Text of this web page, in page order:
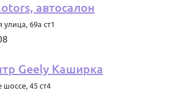
автосалон
улица, 69а ст1
Geely Каширка
45 ст4